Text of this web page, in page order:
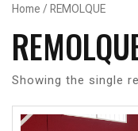
Home / REMOLQUE
Showing the single